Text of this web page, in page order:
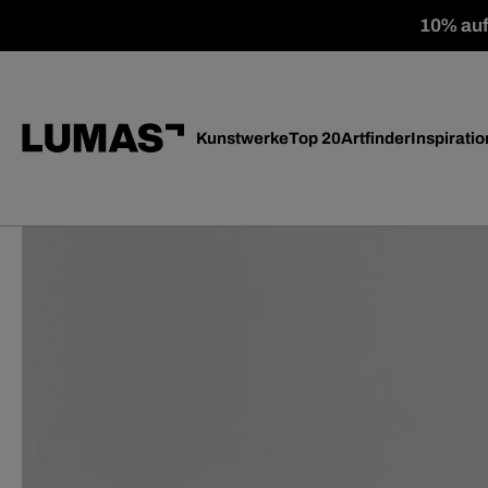
10%
KunstwerkeTop 20Artfinder